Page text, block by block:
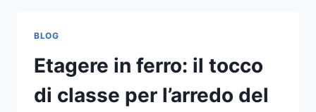
BLOG
Etagere in ferro: il tocco
di classe per l’arredo del